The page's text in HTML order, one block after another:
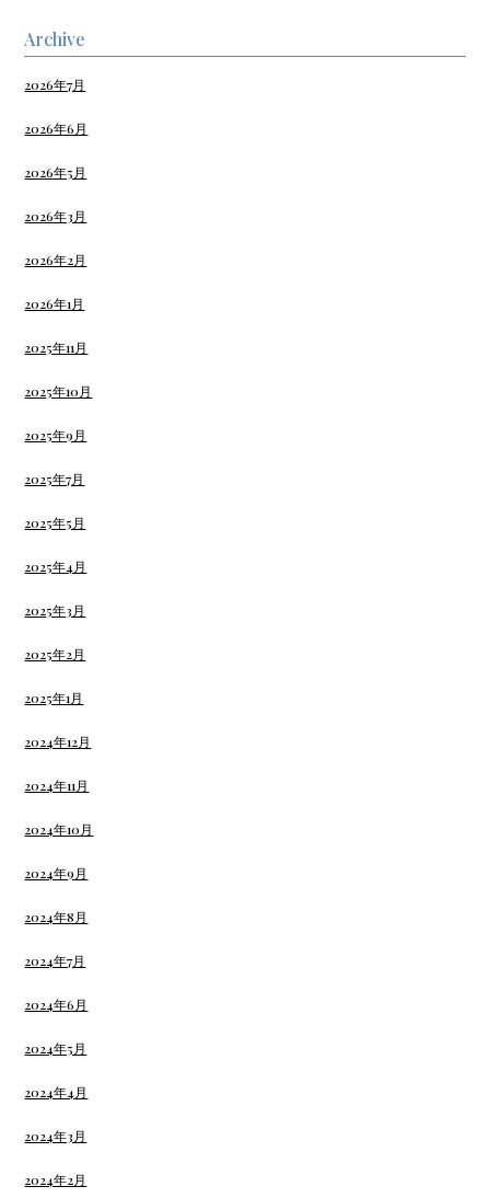
Archive
2026年7月
2026年6月
2026年5月
2026年3月
2026年2月
2026年1月
2025年11月
2025年10月
2025年9月
2025年7月
2025年5月
2025年4月
2025年3月
2025年2月
2025年1月
2024年12月
2024年11月
2024年10月
2024年9月
2024年8月
2024年7月
2024年6月
2024年5月
2024年4月
2024年3月
2024年2月